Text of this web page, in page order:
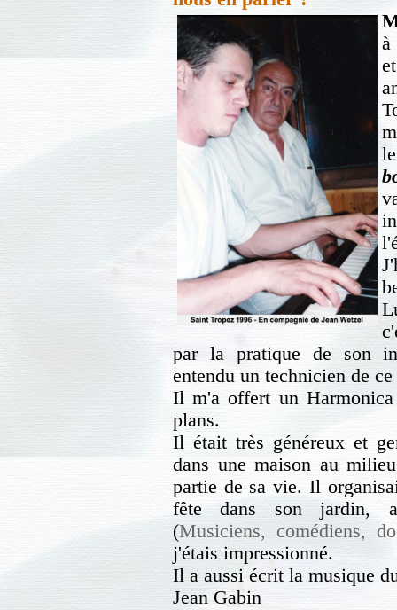
à
par la pratique de son
entendu un technicien de
Il m'a offert un Harmonica
plans.
Il était très généreux et
dans une maison au
partie de sa vie. Il
fête dans son jardin,
(Musiciens, comédiens,
j'étais impressionné.
Il a aussi écrit la musique
Jean Gabin